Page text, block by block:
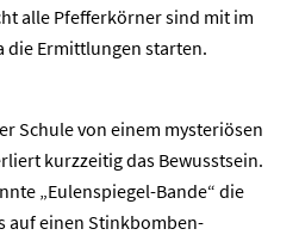
alle Pfefferkörner sind mit im
die Ermittlungen starten.
Schule von einem mysteriösen
kurzzeitig das Bewusstsein.
„Eulenspiegel-Bande“ die
auf einen Stinkbomben-